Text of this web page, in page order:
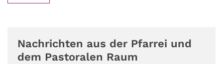
Nachrichten aus der Pfarrei und
dem Pastoralen Raum